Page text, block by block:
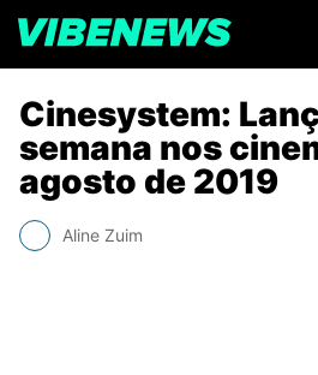
Cinesystem:
semana nos
agosto de 2019
Aline Zuim